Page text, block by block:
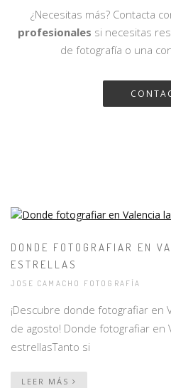
¿Necesitas más? Contacta
profesionales si necesitas
de fotografía o una
DONDE FOTOGRAFIAR EN
ESTRELLAS
JOSE CAMACHO FOTOGRAFÍA
¡Descubre donde fotografiar en
de agosto! Donde fotografiar en
estrellasTanto si
LEER MÁS